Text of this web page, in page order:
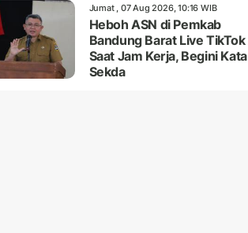
Jumat , 07 Aug 2026, 10:16 WIB
Heboh ASN di Pemkab
Bandung Barat Live TikTok
Saat Jam Kerja, Begini Kata
Sekda